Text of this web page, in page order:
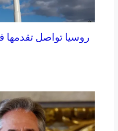
روسيا تواصل تقدمها